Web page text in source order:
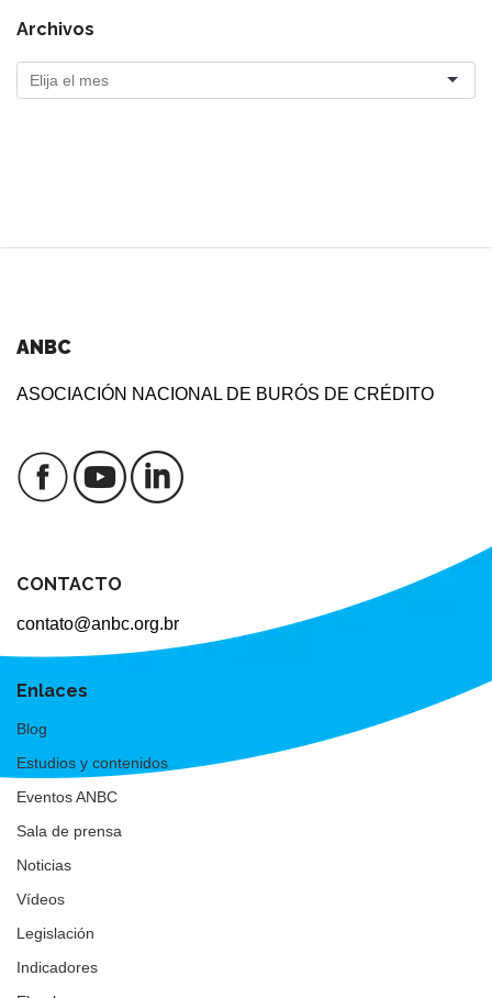
Archivos
ANBC
ASOCIACIÓN NACIONAL DE BURÓS DE CRÉDITO
CONTACTO
contato@anbc.org.br
Enlaces
Blog
Estudios y contenidos
Eventos ANBC
Sala de prensa
Noticias
Vídeos
Legislación
Indicadores